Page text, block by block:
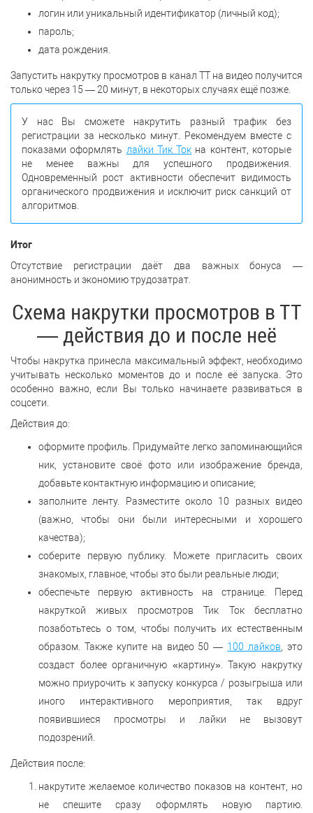
логин или уникальный идентификатор (личный код);
пароль;
дата рождения.
Запустить накрутку просмотров в канал ТТ на видео получится
только через 15 — 20 минут, в некоторых случаях ещё позже.
У нас Вы сможете накрутить разный трафик без
регистрации за несколько минут. Рекомендуем вместе с
показами оформлять лайки Тик Ток на контент, которые
не менее важны для успешного продвижения.
Одновременный рост активности обеспечит видимость
органического продвижения и исключит риск санкций от
алгоритмов.
Итог
Отсутствие регистрации даёт два важных бонуса —
анонимность и экономию трудозатрат.
Схема накрутки просмотров в ТТ
— действия до и после неё
Чтобы накрутка принесла максимальный эффект, необходимо
учитывать несколько моментов до и после её запуска. Это
особенно важно, если Вы только начинаете развиваться в
соцсети.
Действия до:
оформите профиль. Придумайте легко запоминающийся
ник, установите своё фото или изображение бренда,
добавьте контактную информацию и описание;
заполните ленту. Разместите около 10 разных видео
(важно, чтобы они были интересными и хорошего
качества);
соберите первую публику. Можете пригласить своих
знакомых, главное, чтобы это были реальные люди;
обеспечьте первую активность на странице. Перед
накруткой живых просмотров Тик Ток бесплатно
позаботьтесь о том, чтобы получить их естественным
образом. Также купите на видео 50 — 100 лайков , это
создаст более органичную «картину». Такую накрутку
можно приурочить к запуску конкурса / розыгрыша или
иного интерактивного мероприятия, так вдруг
появившиеся просмотры и лайки не вызовут
подозрений.
Действия после:
накрутите желаемое количество показов на контент, но
не спешите сразу оформлять новую партию.